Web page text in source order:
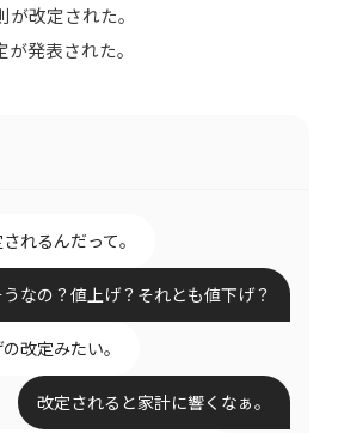
改定された。
発表された。
れるんだって。
うなの？値上げ？それとも値下げ？
改定みたい。
改定されると家計に響くなぁ。